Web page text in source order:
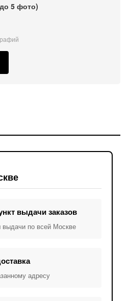
5 фото)
выдачи заказов
выдачи по всей Москве
адресу